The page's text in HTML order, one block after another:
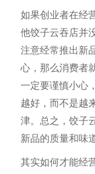
如果创业者在经
他饺子云吞店并
注意经常推出新
心，那么消费者
一定要谨慎小心
越好，而不是越
津。总之，饺子
新品的质量和味
其实如何才能经